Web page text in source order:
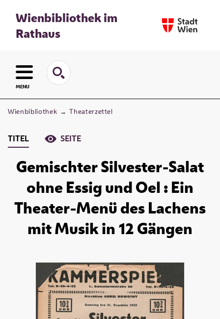
Wienbibliothek im
Rathaus
MENU
Wienbibliothek → Theaterzettel
TITEL SEITE
Gemischter Silvester-Salat
ohne Essig und Oel : Ein
Theater-Menü des Lachens
mit Musik in 12 Gängen